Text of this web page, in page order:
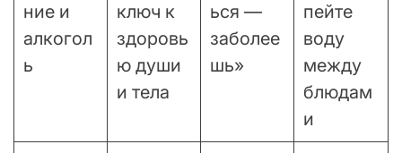
ние и
алкогол
ь
ключ к
здоровь
ю души
и тела
ься —
заболее
шь»
пейте
воду
между
блюдам
и